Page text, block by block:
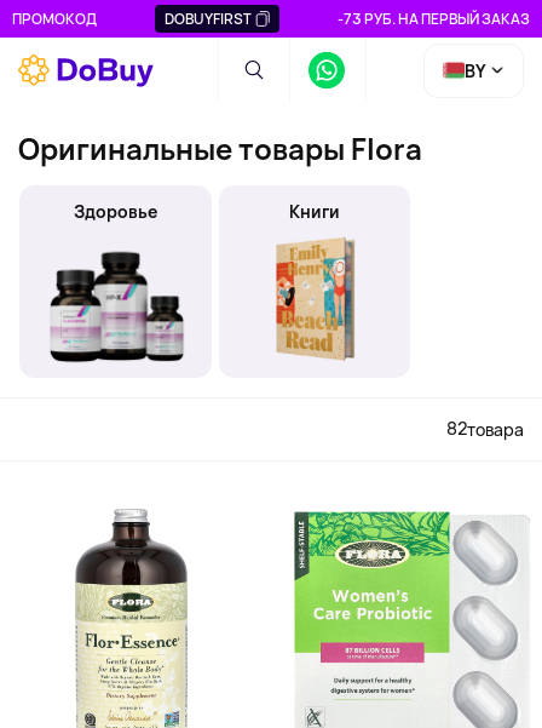
ПРОМОКОД DOBUYFIRST -73 РУБ. НА ПЕРВЫЙ ЗАКАЗ
BY
Оригинальные товары Flora
Здоровье Книги
82товара